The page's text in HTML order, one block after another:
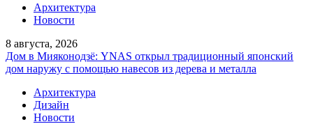
Архитектура
Новости
8 августа, 2026
Дом в Мияконодзё: YNAS открыл традиционный японский
дом наружу с помощью навесов из дерева и металла
Архитектура
Дизайн
Новости